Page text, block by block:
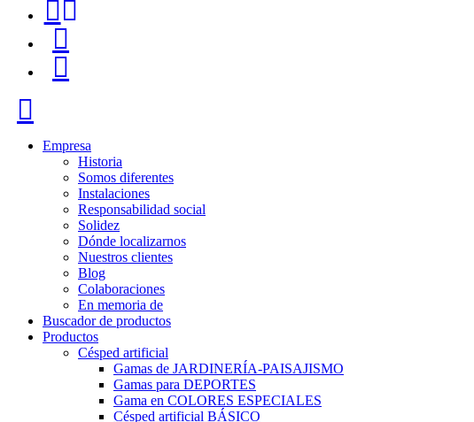
116
96
57
Empresa
Historia
Somos diferentes
Instalaciones
Responsabilidad social
Solidez
Dónde localizarnos
Nuestros clientes
Blog
Colaboraciones
En memoria de
Buscador de productos
Productos
Césped artificial
Gamas de JARDINERÍA-PAISAJISMO
Gamas para DEPORTES
Gama en COLORES ESPECIALES
Césped artificial BÁSICO